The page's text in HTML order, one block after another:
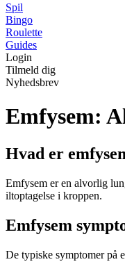
Spil
Bingo
Roulette
Guides
Login
Tilmeld dig
Nyhedsbrev
Emfysem:
Hvad er
Emfysem er en alvorlig
iltoptagelse i kroppen.
Emfysem
De typiske symptomer på